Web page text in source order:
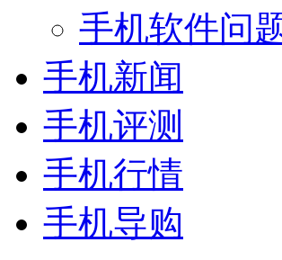
手机软件问
手机新闻
手机评测
手机行情
手机导购